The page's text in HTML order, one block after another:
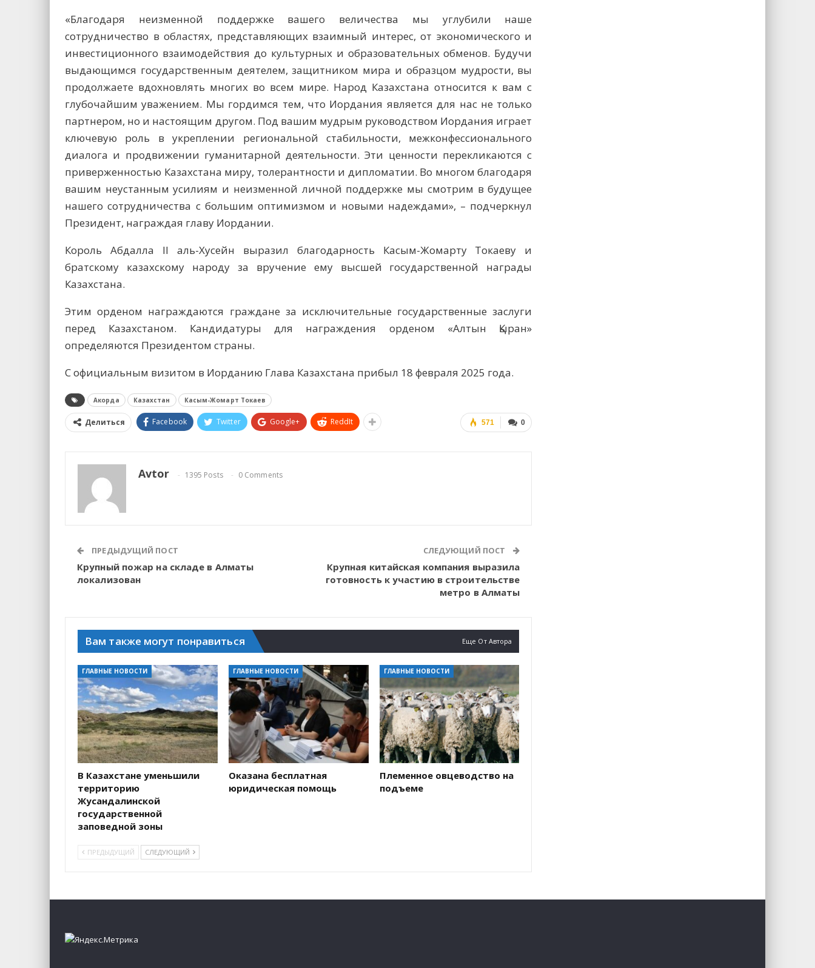
«Благодаря неизменной поддержке вашего величества мы углубили наше
сотрудничество в областях, представляющих взаимный интерес, от экономического и
инвестиционного взаимодействия до культурных и образовательных обменов. Будучи
выдающимся государственным деятелем, защитником мира и образцом мудрости, вы
продолжаете вдохновлять многих во всем мире. Народ Казахстана относится к вам с
глубочайшим уважением. Мы гордимся тем, что Иордания является для нас не только
партнером, но и настоящим другом. Под вашим мудрым руководством Иордания играет
ключевую роль в укреплении региональной стабильности, межконфессионального
диалога и продвижении гуманитарной деятельности. Эти ценности перекликаются с
приверженностью Казахстана миру, толерантности и дипломатии. Во многом благодаря
вашим неустанным усилиям и неизменной личной поддержке мы смотрим в будущее
нашего сотрудничества с большим оптимизмом и новыми надеждами», – подчеркнул
Президент, награждая главу Иордании.
Король Абдалла II аль-Хусейн выразил благодарность Касым-Жомарту Токаеву и
братскому казахскому народу за вручение ему высшей государственной награды
Казахстана.
Этим орденом награждаются граждане за исключительные государственные заслуги
перед Казахстаном. Кандидатуры для награждения орденом «Алтын Қыран»
определяются Президентом страны.
С официальным визитом в Иорданию Глава Казахстана прибыл 18 февраля 2025 года.
Акорда Казахстан Касым-Жомарт Токаев
0
571
Делиться Facebook Twitter Google+ ReddIt
Avtor 1395 Posts 0 Comments
ПРЕДЫДУЩИЙ ПОСТ
Крупный пожар на складе в Алматы
локализован
СЛЕДУЮЩИЙ ПОСТ
Крупная китайская компания выразила
готовность к участию в строительстве
метро в Алматы
Вам также могут понравиться Еще От Автора
ГЛАВНЫЕ НОВОСТИ
В Казахстане уменьшили
территорию
Жусандалинской
государственной
заповедной зоны
ГЛАВНЫЕ НОВОСТИ
Оказана бесплатная
юридическая помощь
ГЛАВНЫЕ НОВОСТИ
Племенное овцеводство на
подъеме
ПРЕДЫДУЩИЙ СЛЕДУЮЩИЙ